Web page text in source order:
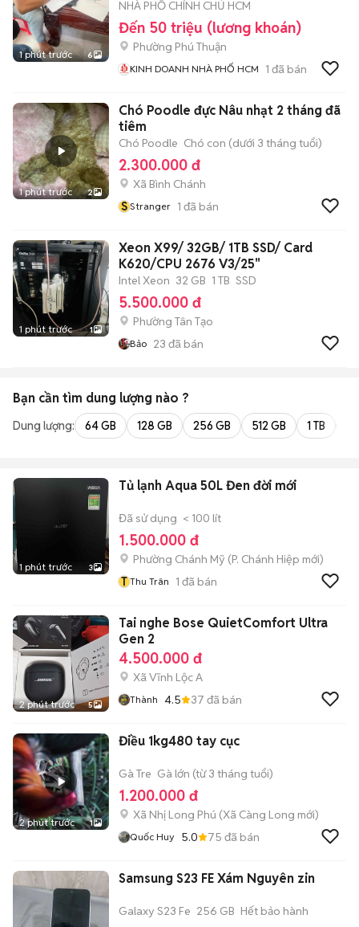
1 phút trước 6
NHÀ PHỐ CHÍNH CHỦ HCM
Đến 50 triệu (lương khoán)
Phường Phú Thuận
KINH DOANH NHÀ PHỐ HCM 1 đã bán
1 phút trước 2
Chó Poodle đực Nâu nhạt 2 tháng đã
tiêm
Chó Poodle Chó con (dưới 3 tháng tuổi)
2.300.000 đ
Xã Bình Chánh
S Stranger 1 đã bán
1 phút trước 1
Xeon X99/ 32GB/ 1TB SSD/ Card
K620/CPU 2676 V3/25"
Intel Xeon 32 GB 1 TB SSD
5.500.000 đ
Phường Tân Tạo
Bảo 23 đã bán
Bạn cần tìm dung lượng nào ?
Dung lượng: 64 GB 128 GB 256 GB 512 GB 1 TB
1 phút trước 3
Tủ lạnh Aqua 50L Đen đời mới
Đã sử dụng < 100 lít
1.500.000 đ
Phường Chánh Mỹ (P. Chánh Hiệp mới)
T Thu Trân 1 đã bán
2 phút trước 5
Tai nghe Bose QuietComfort Ultra
Gen 2
4.500.000 đ
Xã Vĩnh Lộc A
Thành 4.5 37 đã bán
2 phút trước 1
Điều 1kg480 tay cục
Gà Tre Gà lớn (từ 3 tháng tuổi)
1.200.000 đ
Xã Nhị Long Phú (Xã Càng Long mới)
Quốc Huy 5.0 75 đã bán
Samsung S23 FE Xám Nguyên zin
Galaxy S23 Fe 256 GB Hết bảo hành